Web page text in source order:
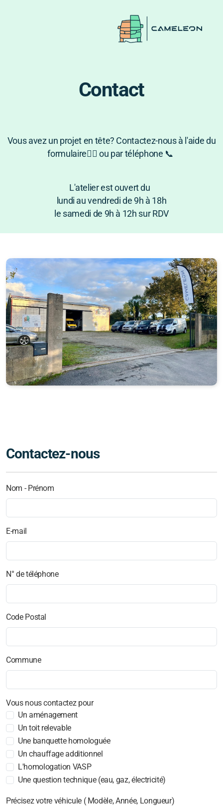
Contact
Vous avez un projet en tête? Contactez-nous à l'aide du
formulaire👇🏻 ou par téléphone 📞
L'atelier est ouvert du
lundi au vendredi de 9h à 18h
le samedi de 9h à 12h sur RDV
Contactez-nous
Nom - Prénom
E-mail
N° de téléphone
Code Postal
Commune
Vous nous contactez pour
Un aménagement
Un toit relevable
Une banquette homologuée
Un chauffage additionnel
L'homologation VASP
Une question technique (eau, gaz, électricité)
Précisez votre véhicule ( Modèle, Année, Longueur)
Vivaro - Aménagement VASP
Trafic 3 - Aménagement modulable
Vito - Aménagement modulable
Trafic 3 - Aménagement VASP
Vito - Aménagement VASP
Peugeot Rifter - Toit relevable REIMO
Trafic 2 - Opel Vivaro - Toit relevable REIMO
VW T5 - Toit relevable REIMO
Trafic 3 - Toit relevable REIMO
Ford Transit Custom - Baie
Jumpy - Expert - ProAce - Baie
Trafic 3 - Baie
Chauffage stationnaire - Autoterm